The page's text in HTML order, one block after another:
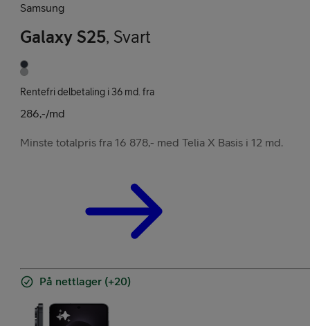
Samsung
Galaxy S25, Svart
Rentefri delbetaling i 36 md. fra
286,-/md
Minste totalpris fra 16 878,- med Telia X Basis i 12 md.
På nettlager (+20)